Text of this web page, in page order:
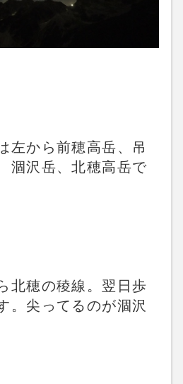
左から前穂高岳、吊
涸沢岳、北穂高岳で
北穂の稜線。翌日歩
。尖ってるのが涸沢